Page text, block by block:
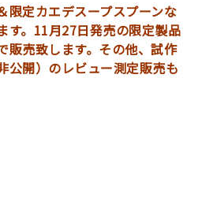
定カエデスープスプーンな
す。11月27日発売の限定製品
販売致します。その他、試作
公開）のレビュー測定販売も